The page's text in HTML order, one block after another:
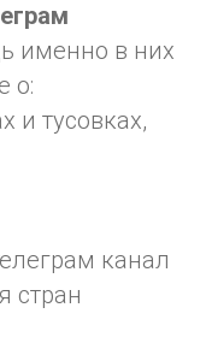
именно в них
о:
и тусовках,
канал
стран